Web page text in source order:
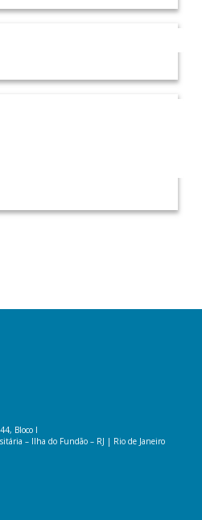
Bloco I
– Ilha do Fundão – RJ | Rio de Janeiro